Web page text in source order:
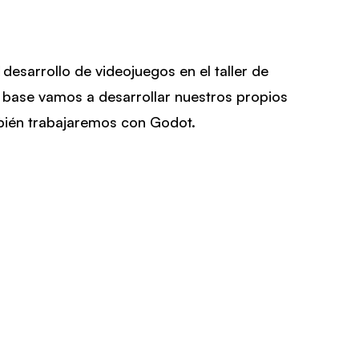
de videojuegos en el taller de
vamos a desarrollar nuestros propios
trabajaremos con Godot.